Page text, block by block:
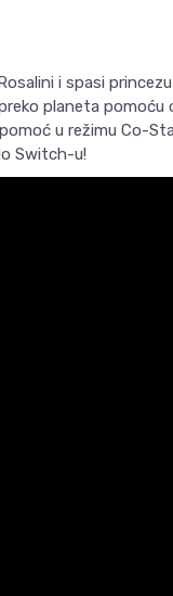
i spasi
planeta pomoću
u režimu Co-
Switch-u!